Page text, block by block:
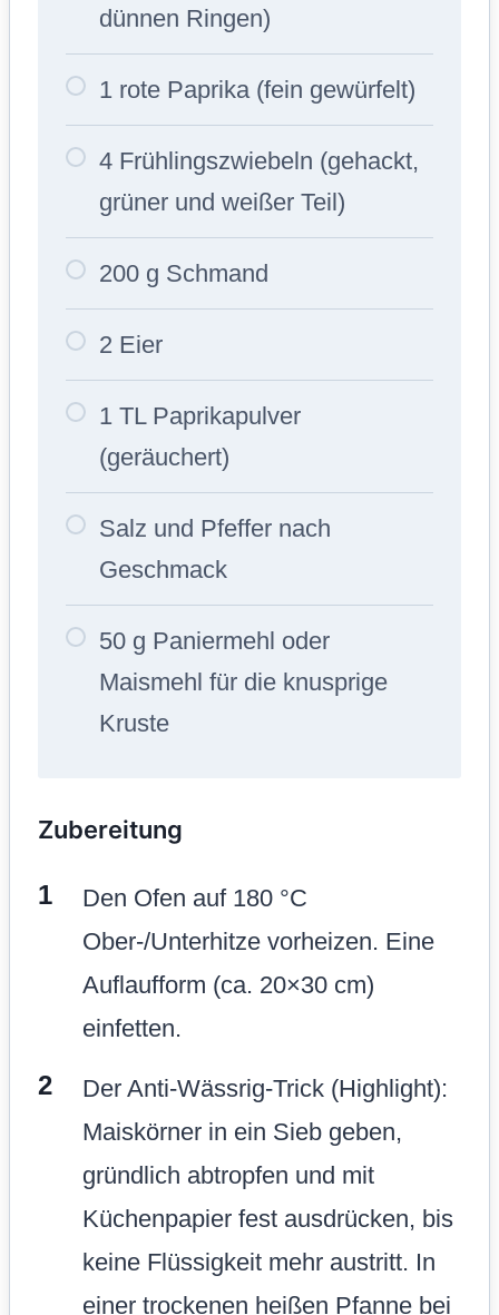
dünnen Ringen)
1 rote Paprika (fein gewürfelt)
4 Frühlingszwiebeln (gehackt,
grüner und weißer Teil)
200 g Schmand
2 Eier
1 TL Paprikapulver
(geräuchert)
Salz und Pfeffer nach
Geschmack
50 g Paniermehl oder
Maismehl für die knusprige
Kruste
Zubereitung
Den Ofen auf 180 °C
Ober-/Unterhitze vorheizen. Eine
Auflaufform (ca. 20×30 cm)
einfetten.
Der Anti-Wässrig-Trick (Highlight):
Maiskörner in ein Sieb geben,
gründlich abtropfen und mit
Küchenpapier fest ausdrücken, bis
keine Flüssigkeit mehr austritt. In
einer trockenen heißen Pfanne bei